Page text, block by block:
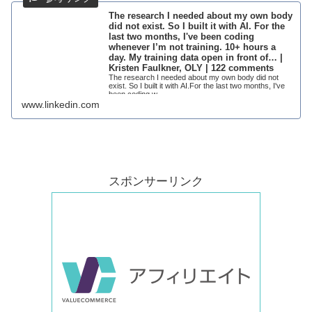
The research I needed about my own body
did not exist. So I built it with AI. For the
last two months, I've been coding
whenever I’m not training. 10+ hours a
day. My training data open in front of… |
Kristen Faulkner, OLY | 122 comments
The research I needed about my own body did not
exist. So I built it with AI.For the last two months, I've
been coding w...
www.linkedin.com
スポンサーリンク